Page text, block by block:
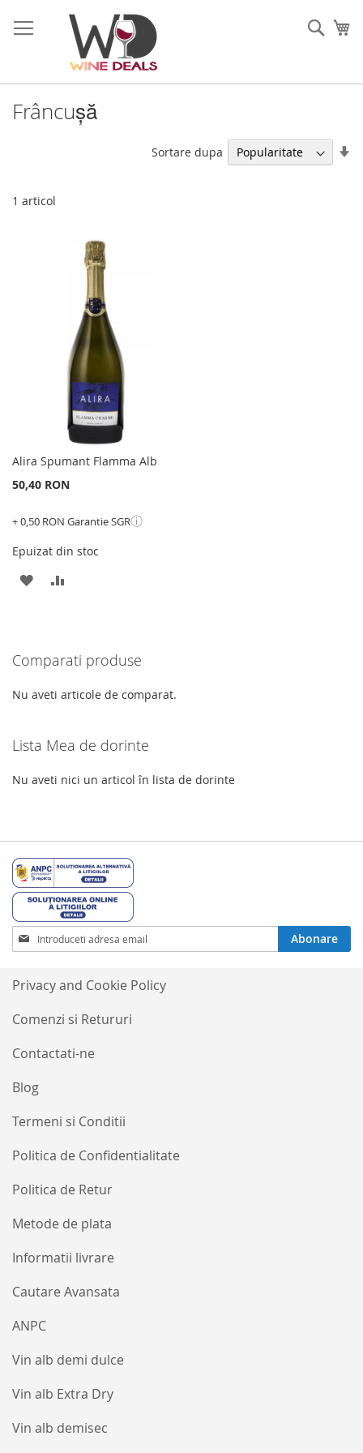
la
Continut
Frâncușă
1 articol
Sortare dupa
Alira Spumant Flamma Alb
50,40 RON
+ 0,50 RON Garantie SGRⓘ
Epuizat din stoc
ADAUGATI
DE
DORINTE
Comparati produse
Nu aveti articole de comparat.
Lista Mea de dorinte
Nu aveti nici un articol în lista de dorinte
Termeni si Conditii
Politica de Confidentialitate
Politica de Retur
Metode de plata
Informatii livrare
Cautare Avansata
ANPC
Vin alb demi dulce
Vin alb Extra Dry
Vin alb demisec
Privacy and Cookie Policy
Comenzi si Retururi
Contactati-ne
Blog
Inscrieti-
va
Buletinele
noastre
informative
Abonare